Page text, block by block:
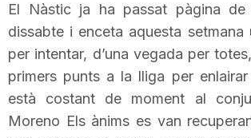
e
T
a
El Nàstic ja ha passat pàgina
dissabte i enceta aquesta setmana
per intentar, d’una vegada per
primers punts a la lliga per
està costant de moment al
Moreno Els ànims es van